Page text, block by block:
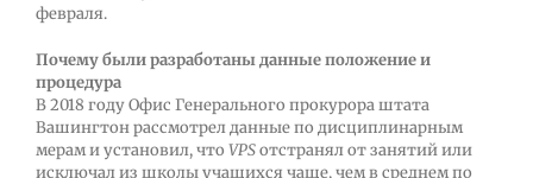
февраля.
Почему были разработаны данные положение и
процедура
В 2018 году Офис Генерального прокурора штата
Вашингтон рассмотрел данные по дисциплинарным
мерам и установил, что VPSотстранял от занятий или
исключал из школы учащихся чаще, чем в среднем по